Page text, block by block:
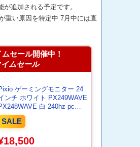
追加される予定です。
重い原因を特定中 7月中には直
セール開催中！
イムセール
ゲーミングモニター 24
ンチ ホワイト PX249WAVE
白 240hz pcモ
ター 120Hz 144Hz 165Hz
対応 モニター ピンク ブルー
ベージュ フルHD IPS HDR ノ
グレア スピーカー内蔵
SALE